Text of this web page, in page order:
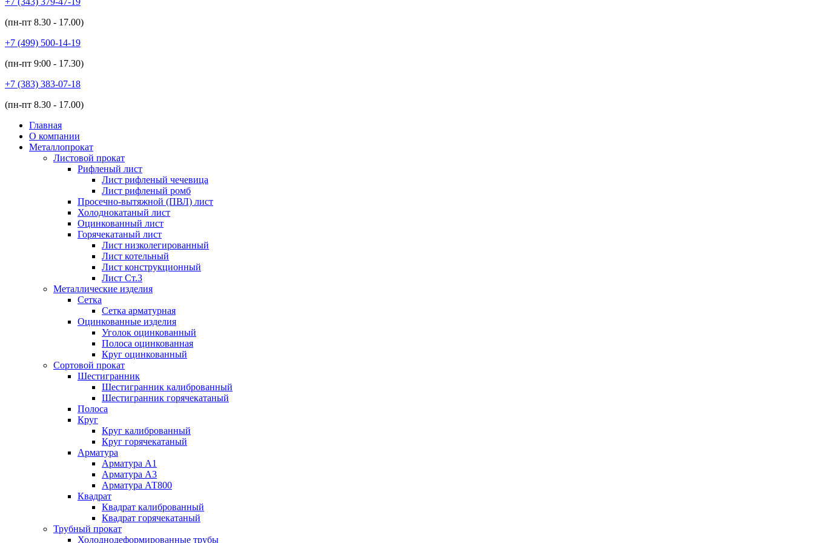
(пн-пт 8.30 - 17.00)
+7 (499) 500-14-19
(пн-пт 9:00 - 17.30)
+7 (383) 383-07-18
(пн-пт 8.30 - 17.00)
Главная
О компании
Металлопрокат
Листовой прокат
Рифленый лист
Лист рифленый чечевица
Лист рифленый ромб
Просечно-вытяжной (ПВЛ) лист
Холоднокатаный лист
Оцинкованный лист
Горячекатаный лист
Лист низколегированный
Лист котельный
Лист конструкционный
Лист Ст.3
Металлические изделия
Сетка
Сетка арматурная
Оцинкованные изделия
Уголок оцинкованный
Полоса оцинкованная
Круг оцинкованный
Сортовой прокат
Шестигранник
Шестигранник калиброванный
Шестигранник горячекатаный
Полоса
Круг
Круг калиброванный
Круг горячекатаный
Арматура
Арматура А1
Арматура А3
Арматура АТ800
Квадрат
Квадрат калиброванный
Квадрат горячекатаный
Трубный прокат
Холоднодеформированные трубы